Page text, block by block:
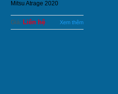
Mitsu Atrage 2020
Giá: Liên hệ Xem thêm